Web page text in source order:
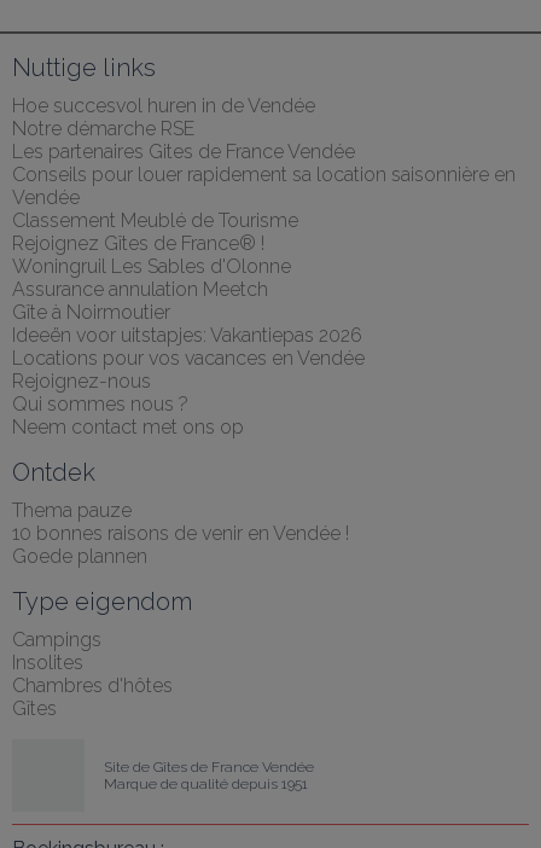
Nuttige links
Hoe succesvol huren in de Vendée
Notre démarche RSE
Les partenaires Gites de France Vendée
Conseils pour louer rapidement sa location saisonnière en
Vendée
Classement Meublé de Tourisme
Rejoignez Gîtes de France® !
Woningruil Les Sables d'Olonne
Assurance annulation Meetch
Gîte à Noirmoutier
Ideeën voor uitstapjes: Vakantiepas 2026
Locations pour vos vacances en Vendée
Rejoignez-nous
Qui sommes nous ?
Neem contact met ons op
Ontdek
Thema pauze
10 bonnes raisons de venir en Vendée !
Goede plannen
Type eigendom
Campings
Insolites
Chambres d'hôtes
Gîtes
Site de Gîtes de France Vendée
Marque de qualité depuis 1951